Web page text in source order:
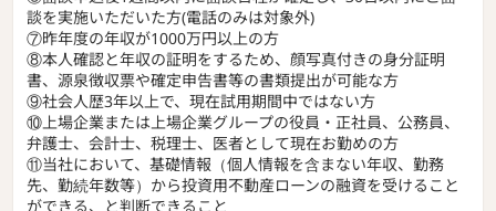
談を実施いただいた方(電話のみは対象外)
⑦昨年度の年収が1000万円以上の方
⑧本人確認と年収の証明をするため、顔写真付きの身分証明
書、源泉徴収票や確定申告書等の書類提出が可能な方
⑨社会人歴3年以上で、現在試用期間中ではない方
⑩上場企業または上場企業グループの役員・正社員、公務員、
弁護士、会計士、税理士、医者として現在お勤めの方
⑪当社において、基礎情報（個人情報を含まない年収、勤務
先、勤続年数等）から投資用不動産ローンの融資を受けること
ができる、と判断できること